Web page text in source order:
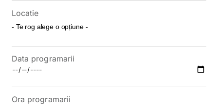
Locatie
Data programarii
Ora programarii